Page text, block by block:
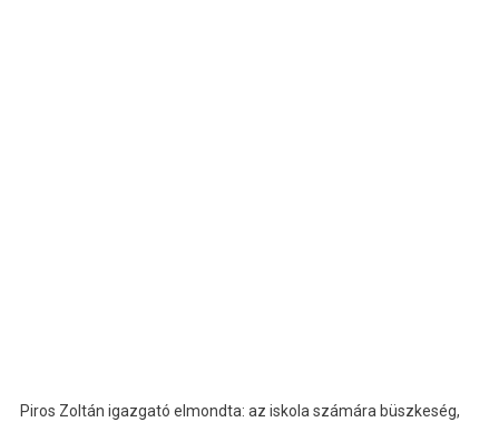
Piros Zoltán igazgató elmondta: az iskola számára büszkeség,